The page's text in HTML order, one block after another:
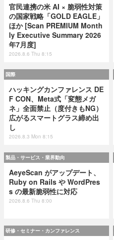
官民連携の米 AI × 脆弱性対策
の国家戦略「GOLD EAGLE」
ほか [Scan PREMIUM Month
ly Executive Summary 2026
年7月度]
2026.8.6 Thu 8:15
国際
ハッキングカンファレンス DE
F CON、Meta式「変態メガ
ネ」全面禁止（度付きもNG）
広がるスマートグラス締め出
し
2026.8.3 Mon 8:15
製品・サービス・業界動向
AeyeScan がアップデート、
Ruby on Rails や WordPres
s の最新脆弱性に対応
2026.8.6 Thu 8:00
研修・セミナー・カンファレンス